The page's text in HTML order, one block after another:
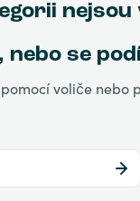
nejsou
se
voliče nebo